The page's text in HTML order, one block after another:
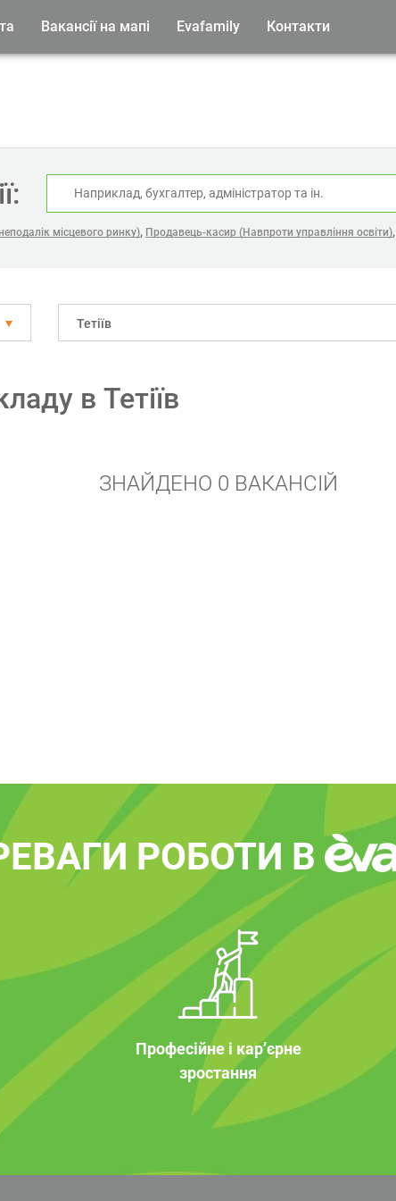
Вакансії на мапі Evafamily Контакти
місцевого ринку), Продавець-касир (Навпроти управління освіти),
Тетіїв
в Тетіїв
ЗНАЙДЕНО 0 ВАКАНСІЙ
РОБОТИ В
Професійне і кар’єрне
зростання